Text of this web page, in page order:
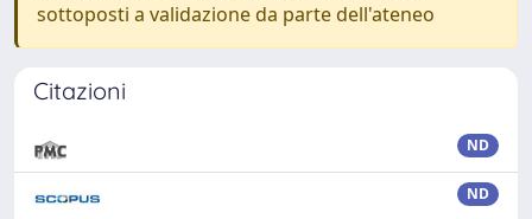
sottoposti a validazione da parte dell'ateneo
Citazioni
ND
ND